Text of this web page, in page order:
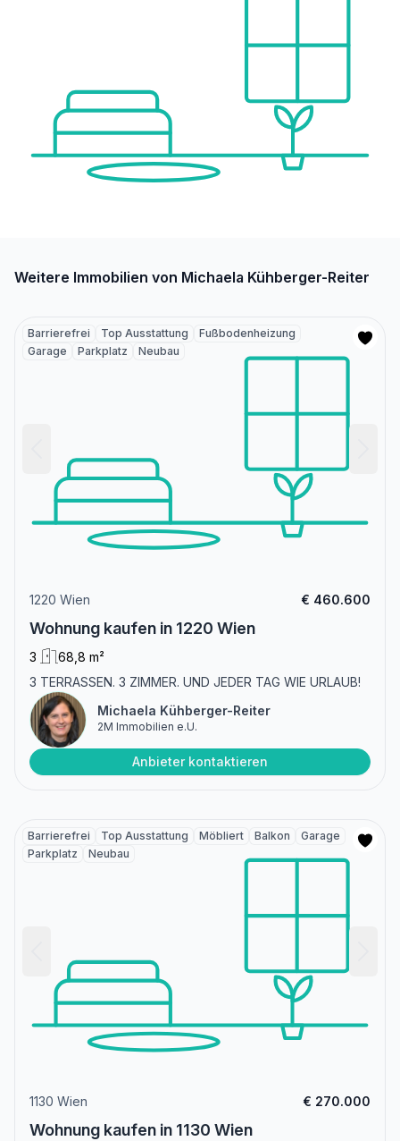
Weitere Immobilien von Michaela Kühberger-Reiter
Barrierefrei Top Ausstattung
Fußbodenheizung
Garage
Parkplatz Neubau
1220 Wien € 460.600
Wohnung kaufen in 1220 Wien
3
68,8 m²
3 TERRASSEN. 3 ZIMMER. UND JEDER TAG WIE URLAUB!
Michaela Kühberger-Reiter
2M Immobilien e.U.
Anbieter kontaktieren
Barrierefrei Top Ausstattung Möbliert Balkon
Garage
Parkplatz
Neubau
1130 Wien € 270.000
Wohnung kaufen in 1130 Wien